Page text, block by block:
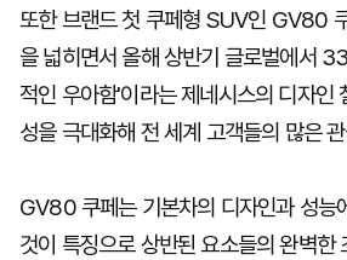
또한 브랜드 첫 쿠페형 SUV인 GV80
을 넓히면서 올해 상반기 글로벌에서
적인 우아함'이라는 제네시스의 디자인
성을 극대화해 전 세계 고객들의 많은
GV80 쿠페는 기본차의 디자인과 성능
것이 특징으로 상반된 요소들의 완벽한